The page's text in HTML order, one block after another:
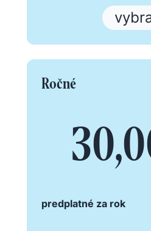
Ročné
predplatné za rok